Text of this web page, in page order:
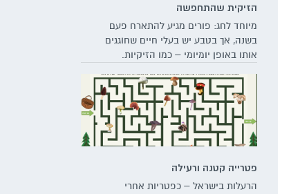
הזיקית שהתחפשה
מיוחד לחג: פורים מגיע להתארח פעם
בשנה, אך בטבע יש בעלי חיים שחוגגים
אותו באופן יומיומי – כמו הזיקיות.
מוגבלת לחלקן החיצוני – ועצמותיהן
של רבות מהן זוהרות דרך עורן תחת אור
אולטרה-סגול. כך הזיקיות לא מפסיקות
להפתיע בתחפושות מקוריות שיכולות
להוות השראה לקראת החג הצבעוני
פטרייה קטנה ורעילה
הרעלות בישראל – כפטריות אחרי